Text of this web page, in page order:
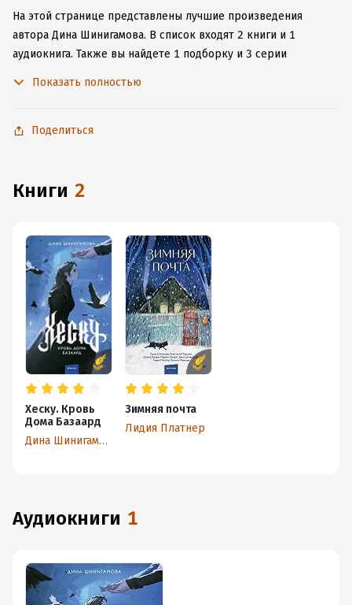
На этой странице представлены лучшие произведения
автора Дина Шинигамова. В список входят 2 книги и 1
аудиокнига. Также вы найдете 1 подборку и 3 серии
приложение для iOS или Android, чтобы не расставаться
Показать полностью
Поделиться
книги 2
Хеску. Кровь
Дома Базаард
Дина Шинигамова
Зимняя почта
Лидия Платнер
аудиокниги 1